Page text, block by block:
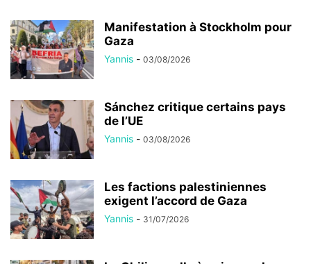
Manifestation à Stockholm pour
Gaza
Yannis - 03/08/2026
Sánchez critique certains pays
de l’UE
Yannis - 03/08/2026
Les factions palestiniennes
exigent l’accord de Gaza
Yannis - 31/07/2026